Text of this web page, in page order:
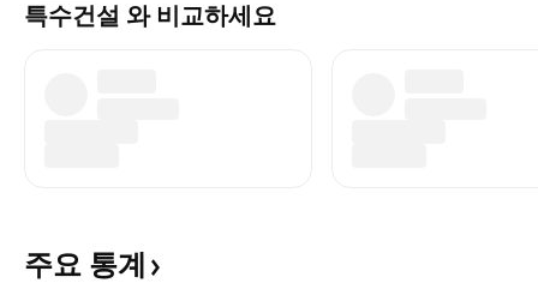
특수건설 와 비교하세요
주요 통계